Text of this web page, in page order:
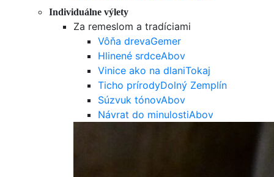
Individuálne výlety
Za remeslom a tradíciami
Vôňa drevaGemer
Hlinené srdceAbov
Vinice ako na dlaniTokaj
Ticho prírodyDolný Zemplín
Súzvuk tónovAbov
Návrat do minulostiAbov